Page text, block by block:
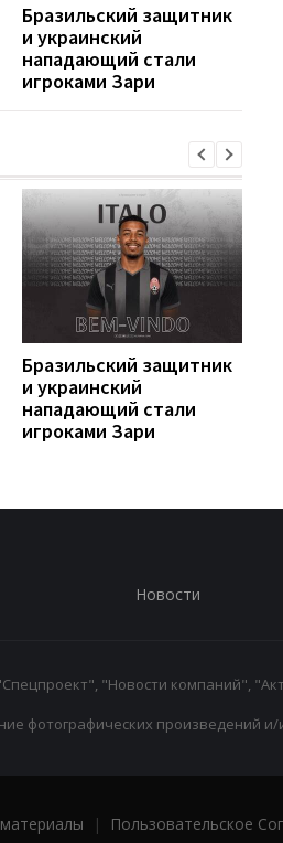
Бразильский защитник
и украинский
нападающий стали
игроками Зари
Бразильский защитник
и украинский
нападающий стали
игроками Зари
Новости
"Новости компаний",
фотографических произведений
| Пользовательское